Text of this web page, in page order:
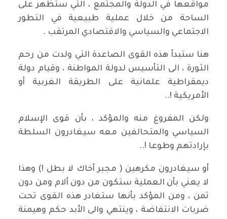
مواقعها في الدولة والمجتمع ، التي ستظهر على
الساحة من خلال عملية طبيعية في التطور
الاجتماعي والسياسي والاقتصادي المرتقب .
هنا ستبدأ هذه القوى الصاعدة التي ولدت من رحم
الثورة ، الى التأسيس لدولة المواطنة ، وقيام دولة
ديمقراطية علمانية على الطريقة الغربية أو
الأمريكية !..
ولكن المفروغ منه والمؤكد ، بأن قوى الإسلام
السياسي والمتحالفين معه سيغادرون السلطة
بإرادتهم وطوعا !..
أو سيغادرون مكرهين ( مجبر أخاك لا بطل !) وهذا
لا يعني بأن العملية ستكون من دون ألام ومن دون
ثمن ، ومن المؤكد بأنها ستغادر هذه القوى تحت
ضربات الانتفاضة ، وينتهي والى الأبد حكم وهيمنة